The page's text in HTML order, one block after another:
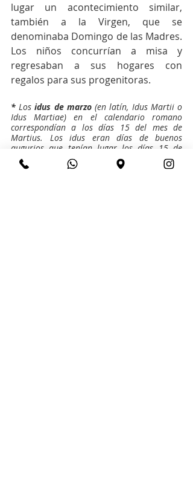
lugar un acontecimiento similar,
también a la Virgen, que se
denominaba Domingo de las Madres.
Los niños concurrían a misa y
regresaban a sus hogares con
regalos para sus progenitoras.
* Los idus de marzo (en latín, Idus Martii o
Idus Martiae) en el calendario romano
correspondían a los días 15 del mes de
Martius. Los idus eran días de buenos
augurios que tenían lugar los días 15 de
marzo, mayo, julio y octubre, y los días 13
del resto de los meses del año.